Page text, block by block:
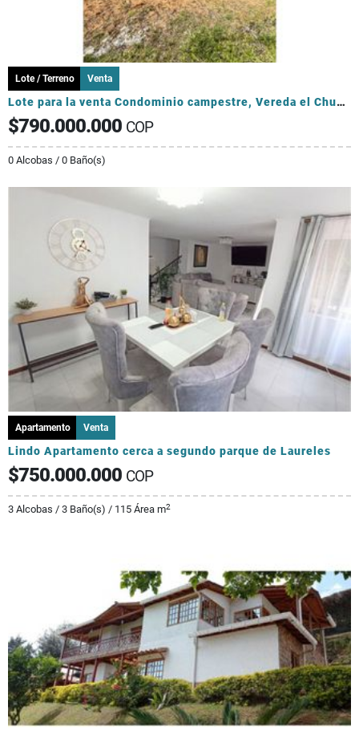
Lote / Terreno Venta
Lote para la venta Condominio campestre, Vereda el Chuzcal, El Retiro
$790.000.000 COP
0 Alcobas / 0 Baño(s)
Apartamento Venta
Lindo Apartamento cerca a segundo parque de Laureles
$750.000.000 COP
3 Alcobas / 3 Baño(s) / 115 Área m2